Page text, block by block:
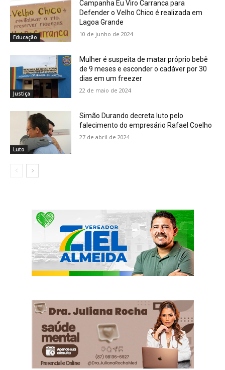
Educação
Campanha Eu Viro Carranca para
Defender o Velho Chico é realizada em
Lagoa Grande
10 de junho de 2024
Justiça
Mulher é suspeita de matar próprio bebê
de 9 meses e esconder o cadáver por 30
dias em um freezer
22 de maio de 2024
Luto
Simão Durando decreta luto pelo
falecimento do empresário Rafael Coelho
27 de abril de 2024